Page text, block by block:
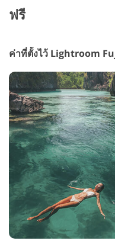
ฟรี
ค่าที่ตั้งไว้ Lightroom